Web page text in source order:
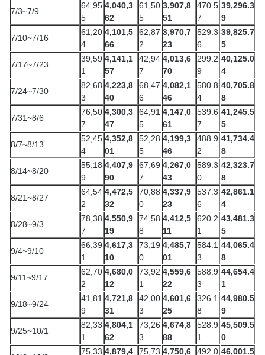
7/3~7/9
64,95
5
4,040,3
62
61,50
5
3,907,8
51
470.5
7
39,296.3
9
7/10~7/16
61,20
4
4,101,5
66
62,87
2
3,970,7
23
529.3
6
39,825.7
5
7/17~7/23
39,59
1
4,141,1
57
42,94
7
4,013,6
70
299.2
9
40,125.0
4
7/24~7/30
82,68
3
4,223,8
40
68,47
6
4,082,1
46
580.8
4
40,705.8
8
7/31~8/6
76,50
7
4,300,3
47
64,91
5
4,147,0
61
539.6
7
41,245.5
5
8/7~8/13
52,45
4
4,352,8
01
52,28
5
4,199,3
46
488.9
2
41,734.4
8
8/14~8/20
55,18
9
4,407,9
90
67,69
7
4,267,0
43
589.3
0
42,323.7
8
8/21~8/27
64,54
2
4,472,5
32
70,88
0
4,337,9
23
537.3
6
42,861.1
4
8/28~9/3
78,38
7
4,550,9
19
74,58
8
4,412,5
11
620.2
1
43,481.3
5
9/4~9/10
66,39
1
4,617,3
10
73,19
0
4,485,7
01
584.1
3
44,065.4
8
9/11~9/17
62,70
2
4,680,0
12
73,92
1
4,559,6
22
588.9
3
44,654.4
1
9/18~9/24
41,81
9
4,721,8
31
42,00
3
4,601,6
25
326.1
8
44,980.5
9
9/25~10/1
82,33
1
4,804,1
62
73,26
3
4,674,8
88
528.9
1
45,509.5
0
75,33 4,879,4
75,73 4,750,6
492.0 46,001.5